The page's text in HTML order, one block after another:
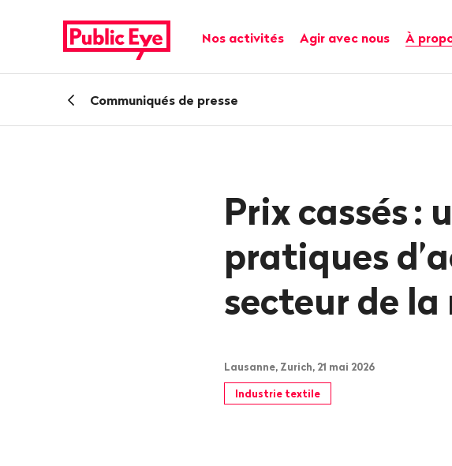
publiceye.ch
Navigation principale
Nos activités Agir avec nous À
RetourCommuniqués de presse
Prix cassés:
pratiques
secteur de la
Lausanne, Zurich, 21 mai 2026
Industrie textile